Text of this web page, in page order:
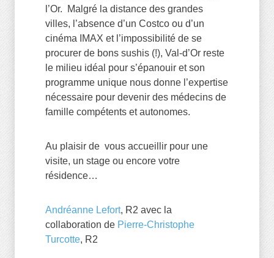
l’Or. Malgré la distance des grandes
villes, l’absence d’un Costco ou d’un
cinéma IMAX et l’impossibilité de se
procurer de bons sushis (!), Val-d’Or reste
le milieu idéal pour s’épanouir et son
programme unique nous donne l’expertise
nécessaire pour devenir des médecins de
famille compétents et autonomes.
Au plaisir de vous accueillir pour une
visite, un stage ou encore votre
résidence…
Andréanne Lefort, R2 avec la
collaboration de Pierre-Christophe
Turcotte, R2